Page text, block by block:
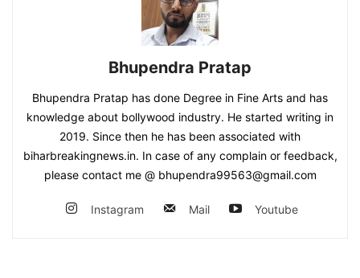
Bhupendra Pratap
Bhupendra Pratap has done Degree in Fine Arts and has
knowledge about bollywood industry. He started writing in
2019. Since then he has been associated with
biharbreakingnews.in. In case of any complain or feedback,
please contact me @ bhupendra99563@gmail.com
Instagram Mail Youtube